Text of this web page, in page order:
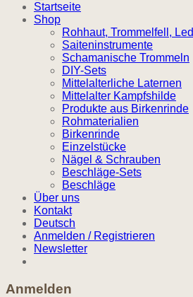
Startseite
Shop
Rohhaut, Trommelfell,
Saiteninstrumente
Schamanische Trommeln
DIY-Sets
Mittelalterliche Laternen
Mittelalter Kampfshilde
Produkte aus Birkenrinde
Rohmaterialien
Birkenrinde
Einzelstücke
Nägel & Schrauben
Beschläge-Sets
Beschläge
Über uns
Kontakt
Deutsch
Anmelden / Registrieren
Newsletter
Anmelden